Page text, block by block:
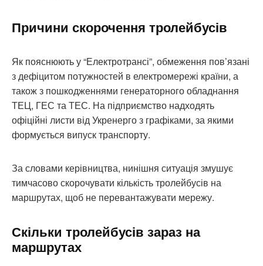
Причини скорочення тролейбусів
Як пояснюють у “Електротрансі”, обмеження пов’язані
з дефіцитом потужностей в електромережі країни, а
також з пошкодженнями генераторного обладнання
ТЕЦ, ГЕС та ТЕС. На підприємство надходять
офіційні листи від Укренерго з графіками, за якими
формується випуск транспорту.
За словами керівництва, нинішня ситуація змушує
тимчасово скорочувати кількість тролейбусів на
маршрутах, щоб не перевантажувати мережу.
Скільки тролейбусів зараз на
маршрутах